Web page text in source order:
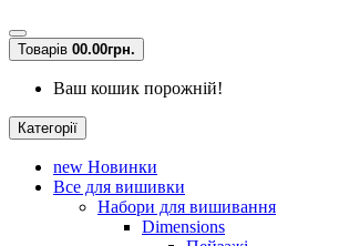
Товарів 00.00грн.
Ваш кошик порожній!
Категорії
new Новинки
Все для вишивки
Набори для вишивання
Dimensions